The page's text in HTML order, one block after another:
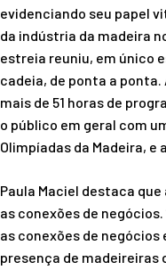
evidenciando seu papel
da indústria da madeira
estreia reuniu, em único
cadeia, de ponta a
mais de 51 horas de
o público em geral com
Olimpíadas da Madeira,
Paula Maciel destaca
as conexões de
as conexões de
presença de madeireiras